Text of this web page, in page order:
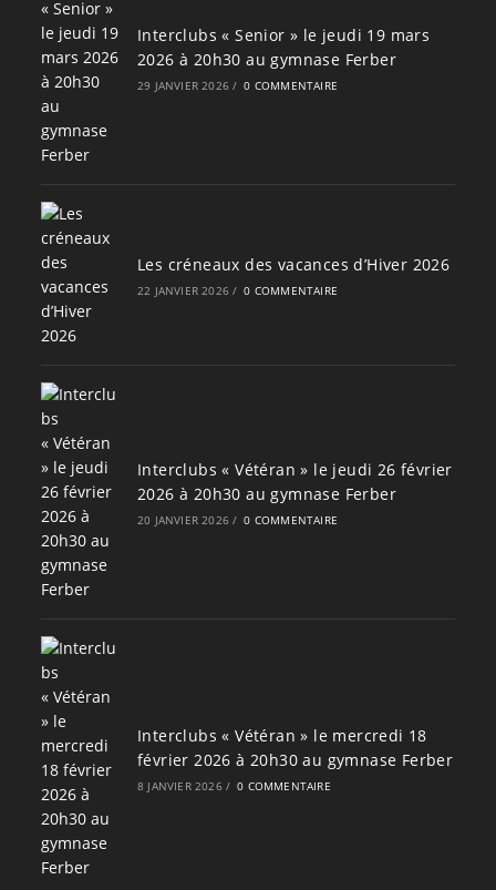
Interclubs « Senior » le jeudi 19 mars
2026 à 20h30 au gymnase Ferber
29 JANVIER 2026 / 0 COMMENTAIRE
Les créneaux des vacances d’Hiver 2026
22 JANVIER 2026 / 0 COMMENTAIRE
Interclubs « Vétéran » le jeudi 26 février
2026 à 20h30 au gymnase Ferber
20 JANVIER 2026 / 0 COMMENTAIRE
Interclubs « Vétéran » le mercredi 18
février 2026 à 20h30 au gymnase Ferber
8 JANVIER 2026 / 0 COMMENTAIRE